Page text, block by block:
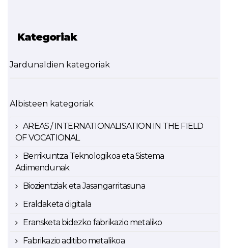
Kategoriak
Jardunaldien kategoriak
Albisteen kategoriak
AREAS / INTERNATIONALISATION IN THE FIELD
OF VOCATIONAL
Berrikuntza Teknologikoa eta Sistema
Adimendunak
Biozientziak eta Jasangarritasuna
Eraldaketa digitala
Eransketa bidezko fabrikazio metaliko
Fabrikazio aditibo metalikoa